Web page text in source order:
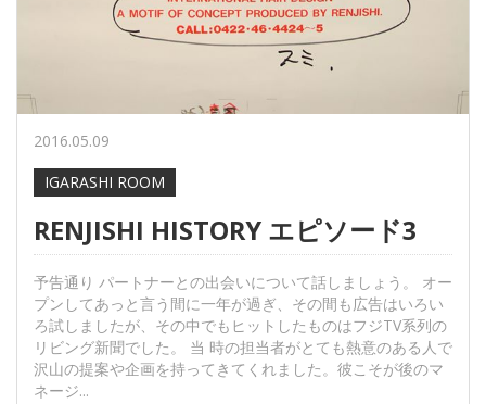
2016.05.09
IGARASHI ROOM
RENJISHI HISTORY エピソード3
予告通り パートナーとの出会いについて話しましょう。 オー
プンしてあっと言う間に一年が過ぎ、その間も広告はいろい
ろ試しましたが、その中でもヒットしたものはフジTV系列の
リビング新聞でした。 当 時の担当者がとても熱意のある人で
沢山の提案や企画を持ってきてくれました。彼こそが後のマ
ネージ...